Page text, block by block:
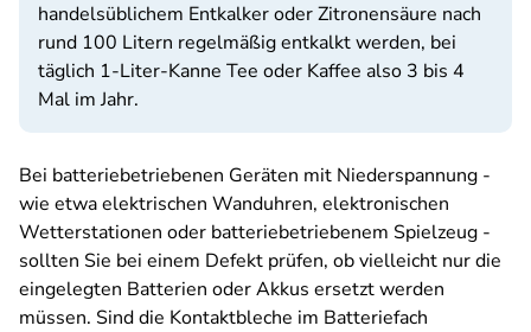
handelsüblichem Entkalker oder Zitronensäure nach
rund 100 Litern regelmäßig entkalkt werden, bei
täglich 1-Liter-Kanne Tee oder Kaffee also 3 bis 4
Mal im Jahr.
Bei batteriebetriebenen Geräten mit Niederspannung -
wie etwa elektrischen Wanduhren, elektronischen
Wetterstationen oder batteriebetriebenem Spielzeug -
sollten Sie bei einem Defekt prüfen, ob vielleicht nur die
eingelegten Batterien oder Akkus ersetzt werden
müssen. Sind die Kontaktbleche im Batteriefach